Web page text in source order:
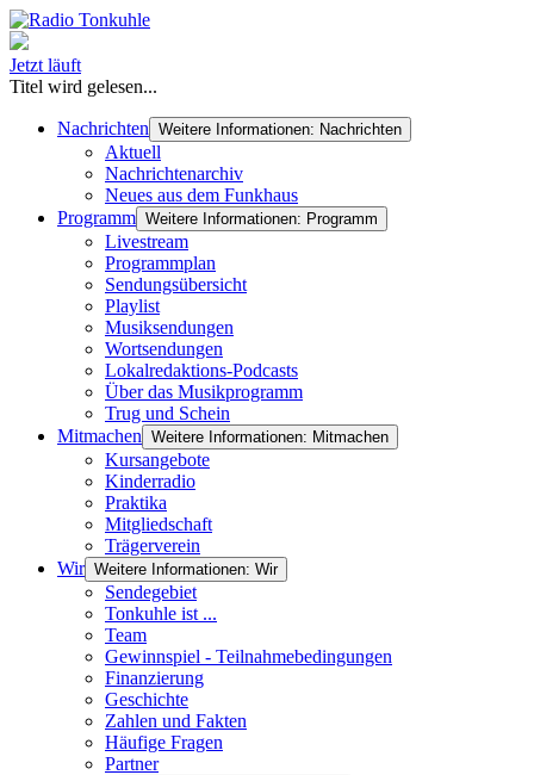
Jetzt läuft
Titel wird gelesen...
Nachrichten Weitere Informationen: Nachrichten
Aktuell
Nachrichtenarchiv
Neues aus dem Funkhaus
Programm Weitere Informationen: Programm
Livestream
Programmplan
Sendungsübersicht
Playlist
Musiksendungen
Wortsendungen
Lokalredaktions-Podcasts
Über das Musikprogramm
Trug und Schein
Mitmachen Weitere Informationen: Mitmachen
Kursangebote
Kinderradio
Praktika
Mitgliedschaft
Trägerverein
Wir Weitere Informationen: Wir
Sendegebiet
Tonkuhle ist ...
Team
Gewinnspiel - Teilnahmebedingungen
Finanzierung
Geschichte
Zahlen und Fakten
Häufige Fragen
Partner